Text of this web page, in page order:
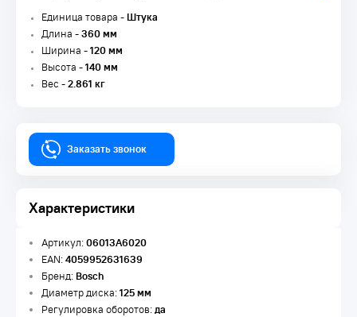
Единица товара -Штука
Длина -360 мм
Ширина -120 мм
Высота -140 мм
Вес -2.861 кг
Заказать звонок
Характеристики
Артикул:06013A6020
EAN:4059952631639
Бренд:Bosch
Диаметр диска:125 мм
Регулировка оборотов:да